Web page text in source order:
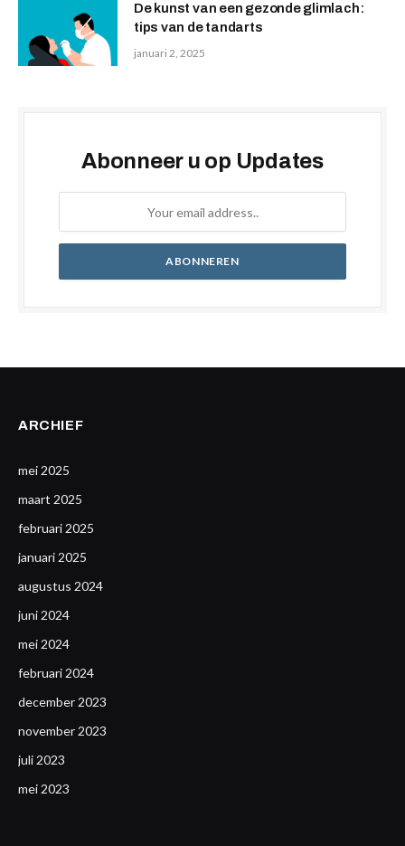
De kunst van een gezonde glimlach:
tips van de tandarts
januari 2, 2025
Abonneer u op Updates
ARCHIEF
mei 2025
maart 2025
februari 2025
januari 2025
augustus 2024
juni 2024
mei 2024
februari 2024
december 2023
november 2023
juli 2023
mei 2023